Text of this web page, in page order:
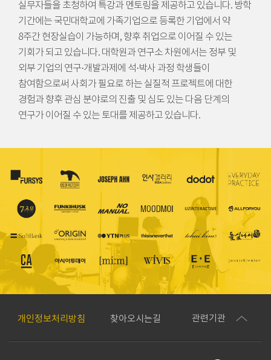
실무자들을 초청하여 특강과 멘토링을 제공하고 있습니다. 방학
기간에는 국민대학교에 가족기업으로 등록한 기업에서 약
8주간 현장실습이 가능하며, 향후 취업으로 이어질 수 있는
기회가 되고 있습니다. 대학원과 연구소 차원에서는 정부 및
외부 기업의 연구·개발과제에 석·박사 과정 학생들이
참여함으로써 사회가 필요로 하는 실질적 프로젝트에 대한
경험과 향후 관심 분야로의 진출 및 심도 있는 다음 단계의
연구가 이어질 수 있는 토대를 제공하고 있습니다.
개인정보처리방침 찾아오시는길 관련기관